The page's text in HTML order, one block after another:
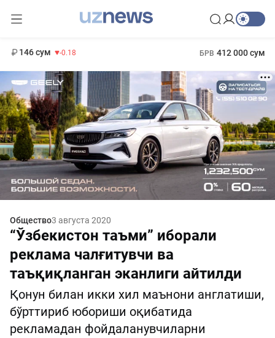
146 сум -0.18 БРВ 412 000 сум
Общество3 августа 2020
“Ўзбекистон таъми” иборали
реклама чалғитувчи ва
таъқиқланган эканлиги айтилди
Қонун билан икки хил маънони англатиши,
бўрттириб юбориши оқибатида
рекламадан фойдаланувчиларни